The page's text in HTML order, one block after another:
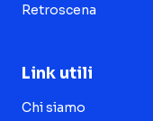
Retroscena
Link utili
Chi siamo